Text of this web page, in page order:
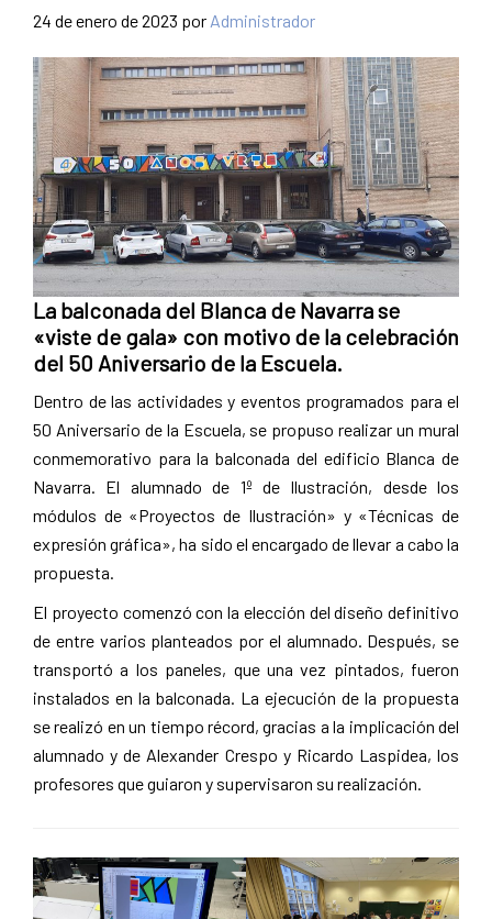
24 de enero de 2023 por Administrador
La balconada del Blanca de Navarra se
«viste de gala» con motivo de la celebración
del 50 Aniversario de la Escuela.
Dentro de las actividades y eventos programados para el
50 Aniversario de la Escuela, se propuso realizar un mural
conmemorativo para la balconada del edificio Blanca de
Navarra. El alumnado de 1º de Ilustración, desde los
módulos de «Proyectos de Ilustración» y «Técnicas de
expresión gráfica», ha sido el encargado de llevar a cabo la
propuesta.
El proyecto comenzó con la elección del diseño definitivo
de entre varios planteados por el alumnado. Después, se
transportó a los paneles, que una vez pintados, fueron
instalados en la balconada. La ejecución de la propuesta
se realizó en un tiempo récord, gracias a la implicación del
alumnado y de Alexander Crespo y Ricardo Laspidea, los
profesores que guiaron y supervisaron su realización.